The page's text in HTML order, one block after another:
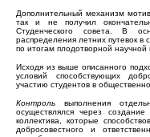
Дополнительный механизм
так и не получил
Студенческого совета. В
распределения летних путевок
по итогам плодотворной
Исходя из выше описанного
условий способствующих
участию студентов в
Контроль выполнения
осуществлялся через создание
коллектива, которые
добросовестного и